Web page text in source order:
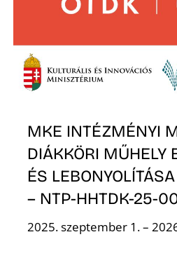
MKE INTÉZMÉNYI
DIÁKKÖRI MŰHELY
ÉS
– NTP-HHTDK-25-
2025. szeptember 1. –